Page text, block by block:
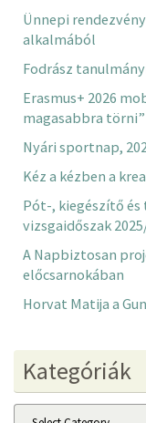
Ünnepi
alkalmából
Fodrász
Erasmus+ 2026
magasabbra törni”
Nyári sportnap,
Kéz a kézben a
Pót-, kiegészítő
vizsgaidőszak
A Napbiztosan
előcsarnokában
Horvat Matija a
Kategóriák
Kategóriák